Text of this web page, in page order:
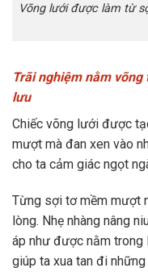
Võng lưới được làm từ
Trãi nghiệm nằm
lưu
Chiếc võng lưới được
mượt mà đan xen vào
cho ta cảm giác ngọt
Từng sợi tơ mềm mượt
lòng. Nhẹ nhàng nâng
áp như được nằm trong
giúp ta xua tan đi